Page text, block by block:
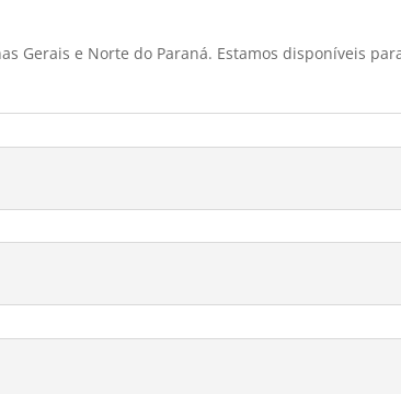
Gerais e Norte do Paraná. Estamos disponíveis